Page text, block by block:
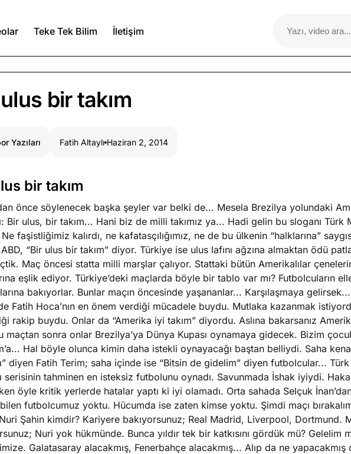
Teke Tek Bilim İletişim
7, 2026
var?
5, 2026
Köşe Yazıları Spor Yazıları Otomobil
bir takım
Yazıları Fatih Altaylı Haziran 2, 2014
bir takım
önce söylenecek başka şeyler var belki de... Mesela Brezilya yolundaki
Bir ulus, bir takım... Hani biz de milli takımız ya... Hadi gelin bu sloganı Türk
faşistliğimiz kalırdı, ne kafatasçılığımız, ne de bu ülkenin “halklarına”
“Bir ulus bir takım” diyor. Türkiye ise ulus lafını ağzına almaktan ödü
Maç öncesi statta milli marşlar çalıyor. Stattaki bütün Amerikalılar
eşlik ediyor. Türkiye’deki maçlarda böyle bir tablo var mı? Futbolcuların
bakıyorlar. Bunlar maçın öncesinde yaşananlar... Karşılaşmaya gelirsek...
Fatih Hoca’nın en önem verdiği mücadele buydu. Mutlaka kazanmak
rakip buydu. Onlar da “Amerika iyi takım” diyordu. Aslına bakarsanız
maçtan sonra onlar Brezilya’ya Dünya Kupası oynamaya gidecek. Bizim
Hal böyle olunca kimin daha istekli oynayacağı baştan belliydi. Saha
diyen Fatih Terim; saha içinde ise “Bitsin de gidelim” diyen futbolcular... Türk
serisinin tahminen en isteksiz futbolunu oynadı. Savunmada İshak iyiydi.
öyle kritik yerlerde hatalar yaptı ki iyi olamadı. Orta sahada Selçuk İnan’dan
futbolcumuz yoktu. Hücumda ise zaten kimse yoktu. Şimdi maçı
Şahin kimdir? Kariyere bakıyorsunuz; Real Madrid, Liverpool, Dortmund.
Nuri yok hükmünde. Bunca yıldır tek bir katkısını gördük mü? Gelelim
Galatasaray alacakmış, Fenerbahçe alacakmış... Alıp da ne